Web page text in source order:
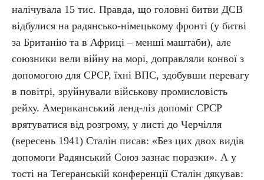
налічувала 15 тис. Правда, що головні битви ДСВ
відбулися на радянсько-німецькому фронті (у битві
за Британію та в Африці – менші маштаби), але
союзники вели війну на морі, доправляли конвої з
допомогою для СРСР, їхні ВПС, здобувши перевагу
в повітрі, зруйнували військову промисловість
рейху. Американський ленд-ліз допоміг СРСР
врятуватися від розгрому, у листі до Черчілля
(вересень 1941) Сталін писав: «Без цих двох видів
допомоги Радянський Союз зазнає поразки». А у
тості на Тегеранській конференції Сталін дякував: